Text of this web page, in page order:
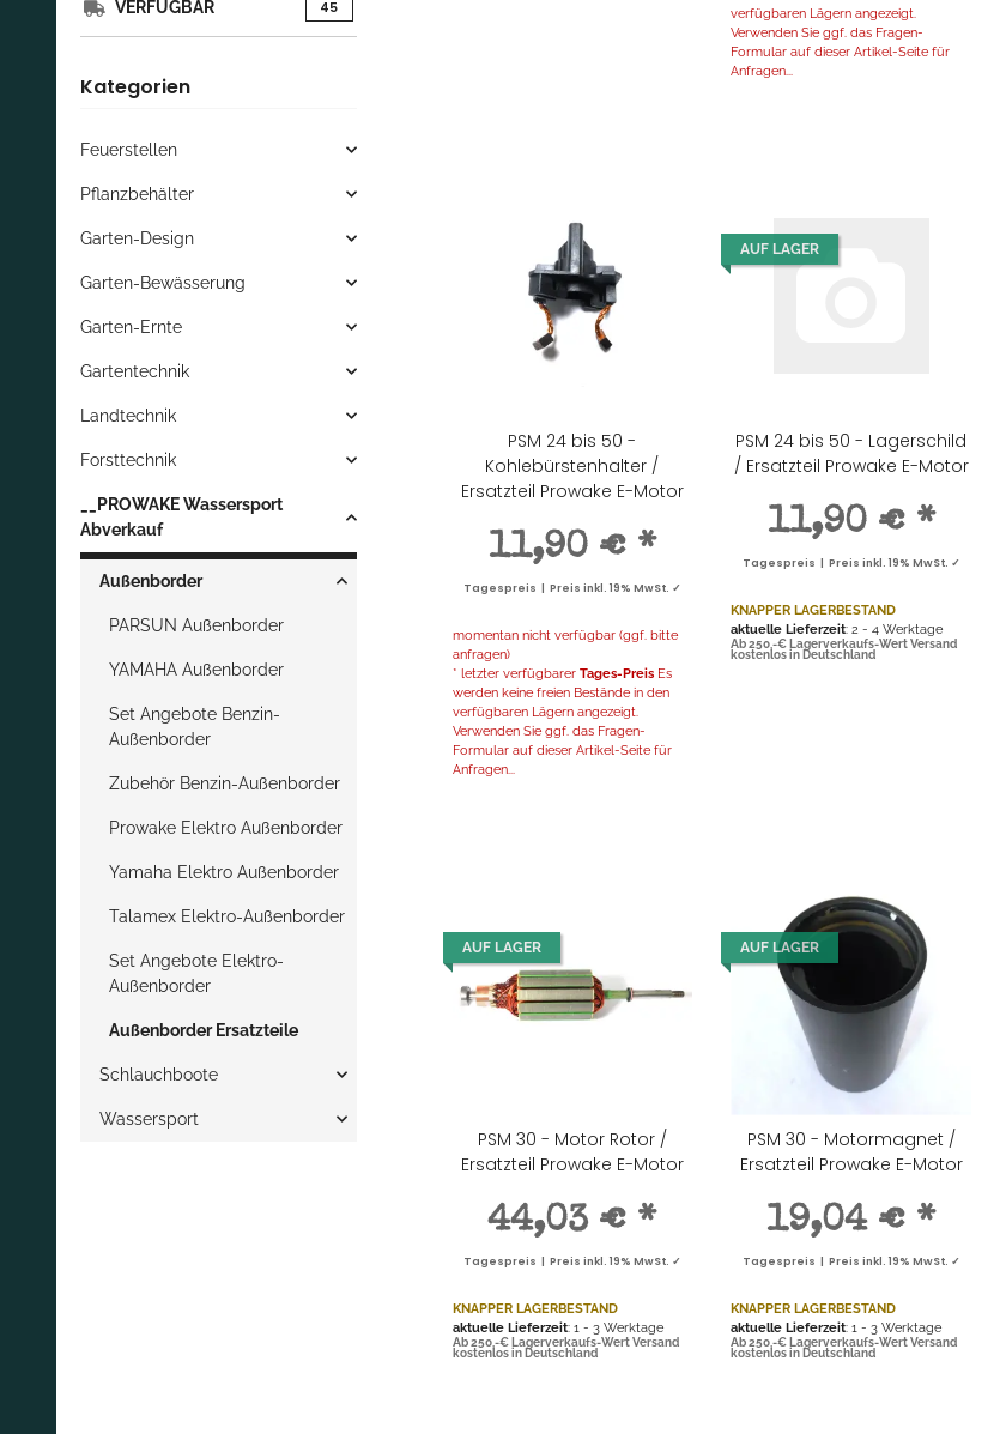
verfügbaren Lägern angezeigt.
Verwenden Sie ggf. das Fragen-
Formular auf dieser Artikel-Seite für
Anfragen...
PSM 24 bis 50 -
Kohlebürstenhalter /
Ersatzteil Prowake E-Motor
11,90 € *
Tagespreis | Preis inkl. 19% MwSt. ✓
momentan nicht verfügbar (ggf. bitte
anfragen)
* letzter verfügbarer Tages-PreisEs
werden keine freien Bestände in den
verfügbaren Lägern angezeigt.
Verwenden Sie ggf. das Fragen-
Formular auf dieser Artikel-Seite für
Anfragen...
AUF LAGER
PSM 24 bis 50 - Lagerschild
/ Ersatzteil Prowake E-Motor
11,90 € *
Tagespreis | Preis inkl. 19% MwSt. ✓
KNAPPER LAGERBESTAND
aktuelle Lieferzeit: 2 - 4 Werktage
Ab 250,-€ Lagerverkaufs-Wert Versand
kostenlos in Deutschland
AUF LAGER
PSM 30 - Motor Rotor /
Ersatzteil Prowake E-Motor
44,03 € *
Tagespreis | Preis inkl. 19% MwSt. ✓
KNAPPER LAGERBESTAND
aktuelle Lieferzeit: 1 - 3 Werktage
Ab 250,-€ Lagerverkaufs-Wert Versand
kostenlos in Deutschland
AUF LAGER
PSM 30 - Motormagnet /
Ersatzteil Prowake E-Motor
19,04 € *
Tagespreis | Preis inkl. 19% MwSt. ✓
KNAPPER LAGERBESTAND
aktuelle Lieferzeit: 1 - 3 Werktage
Ab 250,-€ Lagerverkaufs-Wert Versand
kostenlos in Deutschland
VERFÜGBAR 45Artikel gefunden
Kategorien
Feuerstellen
Pflanzbehälter
Garten-Design
Garten-Bewässerung
Garten-Ernte
Gartentechnik
Landtechnik
Forsttechnik
__PROWAKE Wassersport
Abverkauf
Außenborder
PARSUN Außenborder
YAMAHA Außenborder
Set Angebote Benzin-
Außenborder
Zubehör Benzin-Außenborder
Prowake Elektro Außenborder
Yamaha Elektro Außenborder
Talamex Elektro-Außenborder
Set Angebote Elektro-
Außenborder
Außenborder Ersatzteile
Schlauchboote
Wassersport